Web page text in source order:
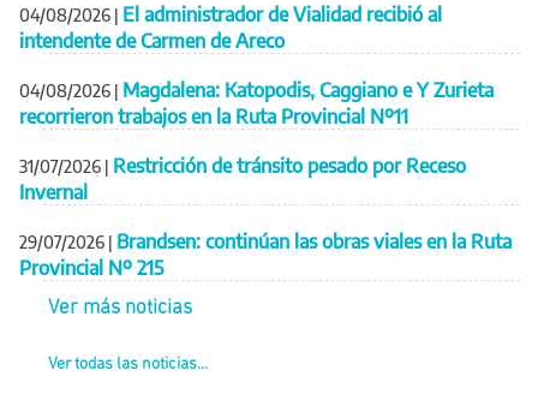
04/08/2026 | El administrador de Vialidad recibió al
intendente de Carmen de Areco
04/08/2026 | Magdalena: Katopodis, Caggiano e Y Zurieta
recorrieron trabajos en la Ruta Provincial Nº11
31/07/2026 | Restricción de tránsito pesado por Receso
Invernal
29/07/2026 | Brandsen: continúan las obras viales en la Ruta
Provincial Nº 215
Ver más noticias
Ver todas las noticias...